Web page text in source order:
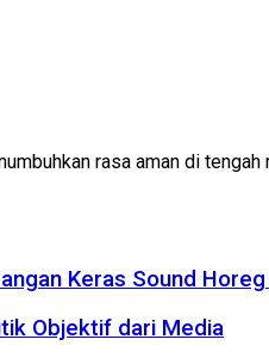
rasa aman di
Keras Sound
Objektif dari Media